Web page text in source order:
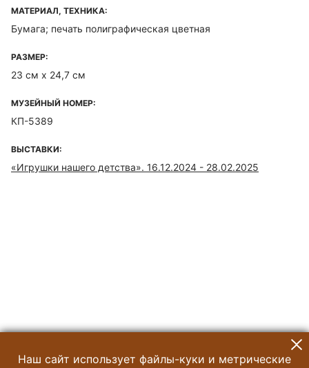
МАТЕРИАЛ, ТЕХНИКА:
Бумага; печать полиграфическая цветная
РАЗМЕР:
23 см х 24,7 см
МУЗЕЙНЫЙ НОМЕР:
КП-5389
ВЫСТАВКИ:
«Игрушки нашего детства». 16.12.2024 - 28.02.2025
Наш сайт использует файлы-куки и метрические